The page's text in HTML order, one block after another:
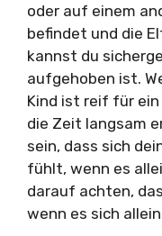
oder auf einem
befindet und die
kannst du
aufgehoben ist.
Kind ist reif für
die Zeit langsam
sein, dass sich
fühlt, wenn es
darauf achten,
wenn es sich